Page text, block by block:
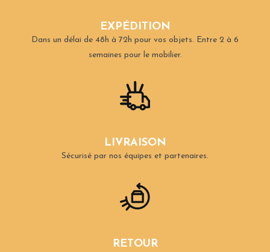
EXPÉDITION
Dans un délai de 48h à 72h pour vos objets. Entre 2 à 6
semaines pour le mobilier.
LIVRAISON
Sécurisé par nos équipes et partenaires.
RETOUR